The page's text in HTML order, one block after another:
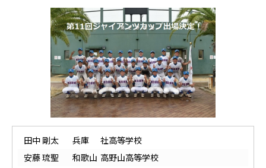
田中 剛太 兵庫
社高等学校
安藤 琉聖
和歌山 高野山高等学校